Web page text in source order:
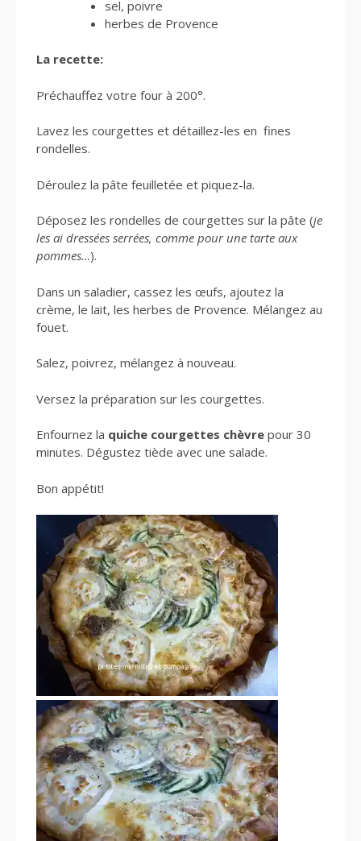
sel, poivre
herbes de Provence
La recette:
Préchauffez votre four à 200°.
Lavez les courgettes et détaillez-les en fines
rondelles.
Déroulez la pâte feuilletée et piquez-la.
Déposez les rondelles de courgettes sur la pâte (je
les ai dressées serrées, comme pour une tarte aux
pommes…).
Dans un saladier, cassez les œufs, ajoutez la
crème, le lait, les herbes de Provence. Mélangez au
fouet.
Salez, poivrez, mélangez à nouveau.
Versez la préparation sur les courgettes.
Enfournez la quiche courgettes chèvre pour 30
minutes. Dégustez tiède avec une salade.
Bon appétit!